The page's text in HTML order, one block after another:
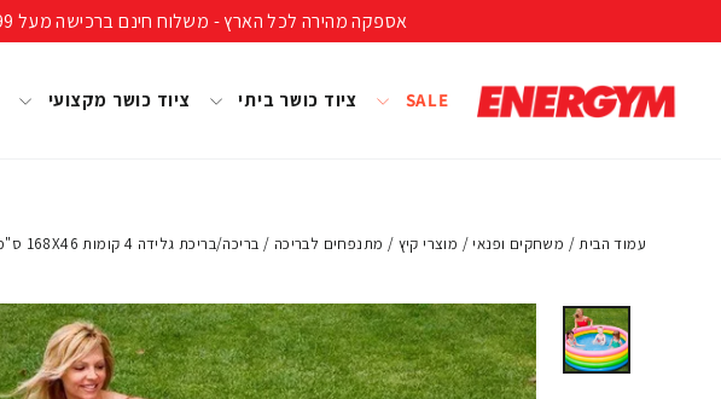
קריאה
אספקה מהירה לכל הארץ - משלוח חינם ברכישה מעל 399 ₪ (לא כולל נפחים ומשקלים חריגים) - אחריות יבואן רשמי, מעל 40 שנות ניסיון!
SALE ציוד כושר ביתי ציוד כושר מקצועי
עמוד הבית / משחקים ופנאי / מוצרי קיץ / מתנפחים לבריכה / בריכה/בריכת גלידה 4 קומות 168X46 ס"מ, 56441 Intex